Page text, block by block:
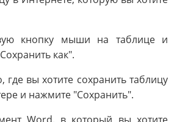
кнопку мыши на таблице и
как".
где вы хотите сохранить таблицу
и нажмите "Сохранить".